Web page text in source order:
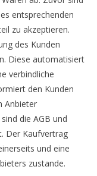
entsprechenden
zu akzeptieren.
des Kunden
Diese automatisiert
verbindliche
den Kunden
Anbieter
die AGB und
Der Kaufvertrag
und eine
zustande.